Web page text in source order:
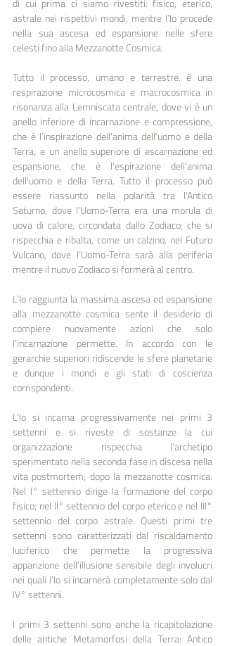
di cui prima ci siamo rivestiti: fisico, eterico,
astrale nei rispettivi mondi, mentre l’Io procede
nella sua ascesa ed espansione nelle sfere
celesti fino alla Mezzanotte Cosmica.
Tutto il processo, umano e terrestre, è una
respirazione microcosmica e macrocosmica in
risonanza alla Lemniscata centrale, dove vi è un
anello inferiore di incarnazione e compressione,
che è l’inspirazione dell’anima dell’uomo e della
Terra; e un anello superiore di escarnazione ed
espansione, che è l’espirazione dell’anima
dell’uomo e della Terra. Tutto il processo può
essere riassunto nella polarità tra l’Antico
Saturno, dove l’Uomo-Terra era una morula di
uova di calore, circondata dallo Zodiaco; che si
rispecchia e ribalta, come un calzino, nel Futuro
Vulcano, dove l’Uomo-Terra sarà alla periferia
mentre il nuovo Zodiaco si formerà al centro.
L’Io raggiunta la massima ascesa ed espansione
alla mezzanotte cosmica sente il desiderio di
compiere nuovamente azioni che solo
l’incarnazione permette. In accordo con le
gerarchie superiori ridiscende le sfere planetarie
e dunque i mondi e gli stati di coscienza
corrispondenti.
L’Io si incarna progressivamente nei primi 3
settenni e si riveste di sostanze la cui
organizzazione rispecchia l’archetipo
sperimentato nella seconda fase in discesa nella
vita postmortem; dopo la mezzanotte cosmica.
Nel I° settennio dirige la formazione del corpo
fisico; nel II° settennio del corpo eterico e nel III°
settennio del corpo astrale. Questi primi tre
settenni sono caratterizzati dal riscaldamento
luciferico che permette la progressiva
apparizione dell’illusione sensibile degli involucri
nei quali l’Io si incarnerà completamente solo dal
IV° settenni.
I primi 3 settenni sono anche la ricapitolazione
delle antiche Metamorfosi della Terra: Antico